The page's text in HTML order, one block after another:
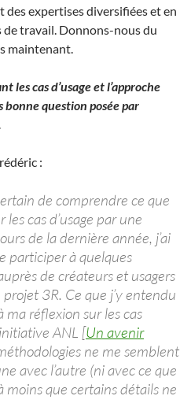
des expertises diversifiées et en
de travail. Donnons-nous du
maintenant.
les cas d’usage et l’approche
question posée par
:
de comprendre ce que
cas d’usage par une
de la dernière année, j’ai
participer à quelques
de créateurs et usagers
3R. Ce que j’y entendu
réflexion sur les cas
ANL [Un avenir
ne me semblent
avec l’autre (ni avec ce que
que certains détails ne